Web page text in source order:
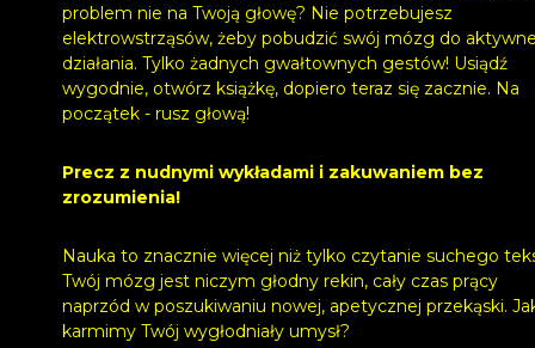
problem nie na Twoją głowę? Nie potrzebujesz
elektrowstrząsów, żeby pobudzić swój mózg do
działania. Tylko żadnych gwałtownych gestów! Usiądź
wygodnie, otwórz książkę, dopiero teraz się zacznie. Na
początek - rusz głową!
Precz z nudnymi wykładami i zakuwaniem bez
zrozumienia!
Nauka to znacznie więcej niż tylko czytanie suchego
Twój mózg jest niczym głodny rekin, cały czas prący
naprzód w poszukiwaniu nowej, apetycznej przekąski.
karmimy Twój wygłodniały umysł?